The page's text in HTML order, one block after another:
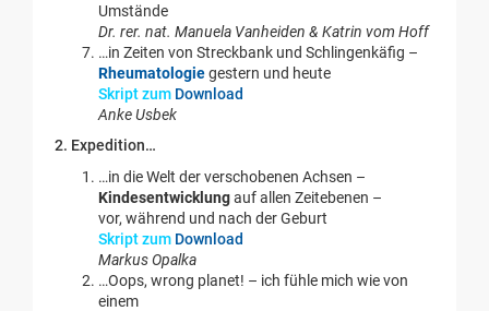
Umstände
Dr. rer. nat. Manuela Vanheiden & Katrin vom Hoff
…in Zeiten von Streckbank und Schlingenkäfig –
Rheumatologiegestern und heute
Skript zum Download
Anke Usbek
2. Expedition…
…in die Welt der verschobenen Achsen –
Kindesentwicklungauf allen Zeitebenen –
vor, während und nach der Geburt
Skript zum Download
Markus Opalka
…Oops, wrong planet! – ich fühle mich wie von
einem